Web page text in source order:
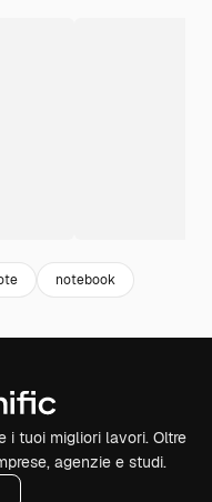
notebook
i tuoi migliori lavori. Oltre
agenzie e studi.